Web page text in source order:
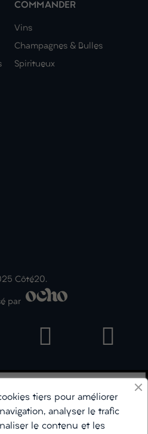
COMMANDER
Vins
Champagnes & Bulles
Spiritueux
Côté20.
par
tiers pour améliorer
analyser le trafic
le contenu et les